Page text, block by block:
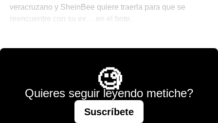
veracruzano y SheinBee quiere traerla para que se
reencuentre con su ex… en el bote.
🧐
Quieres seguir leyendo metiche?
Suscríbete